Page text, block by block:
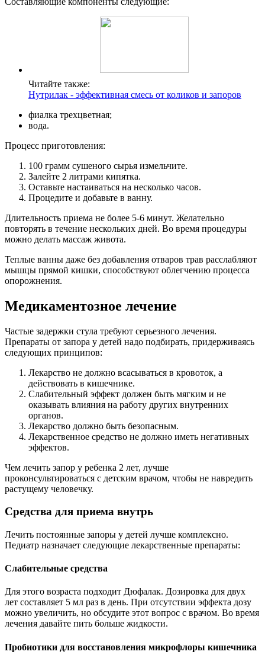
Читайте также:
Нутрилак - эффективная смесь от коликов и запоров
фиалка трехцветная;
вода.
Процесс приготовления:
100 грамм сушеного сырья измельчите.
Залейте 2 литрами кипятка.
Оставьте настаиваться на несколько часов.
Процедите и добавьте в ванну.
Длительность приема не более 5-6 минут. Желательно
повторять в течение нескольких дней. Во время процедуры
можно делать массаж живота.
Теплые ванны даже без добавления отваров трав расслабляют
мышцы прямой кишки, способствуют облегчению процесса
опорожнения.
Медикаментозное лечение
Частые задержки стула требуют серьезного лечения.
Препараты от запора у детей надо подбирать, придерживаясь
следующих принципов:
Лекарство не должно всасываться в кровоток, а
действовать в кишечнике.
Слабительный эффект должен быть мягким и не
оказывать влияния на работу других внутренних
органов.
Лекарство должно быть безопасным.
Лекарственное средство не должно иметь негативных
эффектов.
Чем лечить запор у ребенка 2 лет, лучше
проконсультироваться с детским врачом, чтобы не навредить
растущему человечку.
Средства для приема внутрь
Лечить постоянные запоры у детей лучше комплексно.
Педиатр назначает следующие лекарственные препараты:
Слабительные средства
Для этого возраста подходит Дюфалак. Дозировка для двух
лет составляет 5 мл раз в день. При отсутствии эффекта дозу
можно увеличить, но обсудите этот вопрос с врачом. Во время
лечения давайте пить больше жидкости.
Пробиотики для восстановления микрофлоры кишечника